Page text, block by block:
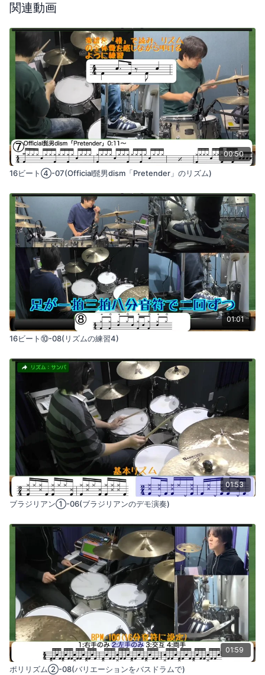
関連動画
00:50
16ビート④-07(Official髭男dism「Pretender」のリズム)
01:01
16ビート⑩-08(リズムの練習4)
01:53
ブラジリアン①-06(ブラジリアンのデモ演奏)
01:59
ポリリズム②-08(バリエーションをバスドラムで)